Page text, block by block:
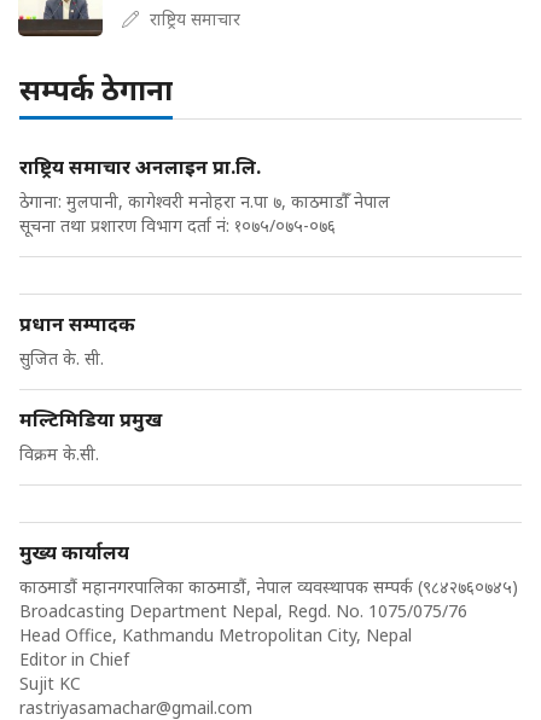
राष्ट्रिय समाचार
सम्पर्क ठेगाना
राष्ट्रिय समाचार अनलाइन प्रा.लि.
ठेगाना: मुलपानी, कागेश्वरी मनोहरा न.पा ७, काठमाडौँ नेपाल
सूचना तथा प्रशारण विभाग दर्ता नं: १०७५/०७५-०७६
प्रधान सम्पादक
सुजित के. सी.
मल्टिमिडिया प्रमुख
विक्रम के.सी.
मुख्य कार्यालय
काठमाडौं महानगरपालिका काठमाडौं, नेपाल व्यवस्थापक सम्पर्क (९८४२७६०७४५)
Broadcasting Department Nepal, Regd. No. 1075/075/76
Head Office, Kathmandu Metropolitan City, Nepal
Editor in Chief
Sujit KC
rastriyasamachar@gmail.com